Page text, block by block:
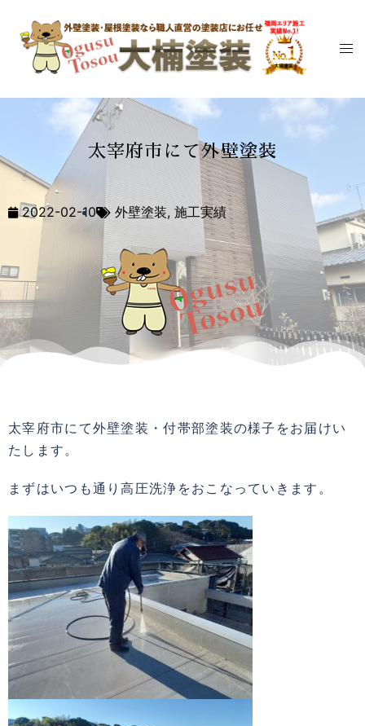
太宰府市にて外壁塗装
2022-02-10 外壁塗装, 施工実績
太宰府市にて外壁塗装・付帯部塗装の様子をお届けい
たします。
まずはいつも通り高圧洗浄をおこなっていきます。